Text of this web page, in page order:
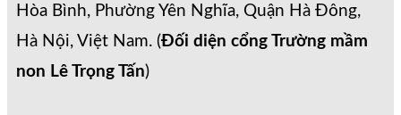
Hòa Bình, Phường Yên Nghĩa, Quận Hà Đông,
Hà Nội, Việt Nam. (Đối diện cổng Trường mầm
non Lê Trọng Tấn)